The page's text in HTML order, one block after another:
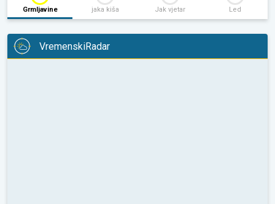
Grmljavine jaka kiša Jak vjetar Led
VremenskiRadar